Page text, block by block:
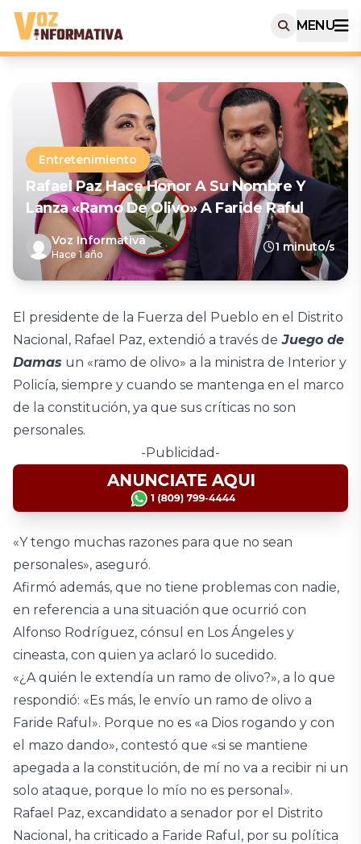
MENU
Entretenimiento
Rafael Paz Hace Honor A Su Nombre Y
Lanza «ramo De Olivo» A Faride Raful
Voz Informativa
Hace 1 año
1 minuto/s
El presidente de la Fuerza del Pueblo en el Distrito
Nacional, Rafael Paz, extendió a través de Juego de
Damas un «ramo de olivo» a la ministra de Interior y
Policía, siempre y cuando se mantenga en el marco
de la constitución, ya que sus críticas no son
personales.
-Publicidad-
«Y tengo muchas razones para que no sean
personales», aseguró.
Afirmó además, que no tiene problemas con nadie,
en referencia a una situación que ocurrió con
Alfonso Rodríguez, cónsul en Los Ángeles y
cineasta, con quien ya aclaró lo sucedido.
«¿A quién le extendía un ramo de olivo?», a lo que
respondió: «Es más, le envío un ramo de olivo a
Faride Raful». Porque no es «a Dios rogando y con
el mazo dando», contestó que «si se mantiene
apegada a la constitución, de mí no va a recibir ni un
solo ataque, porque lo mío no es personal».
Rafael Paz, excandidato a senador por el Distrito
Nacional, ha criticado a Faride Raful, por su política